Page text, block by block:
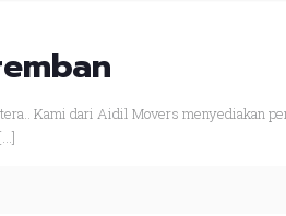
Kami dari Aidil Movers menyediakan
[…]